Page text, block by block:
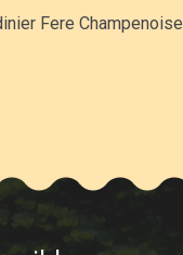
Fere Champenoise